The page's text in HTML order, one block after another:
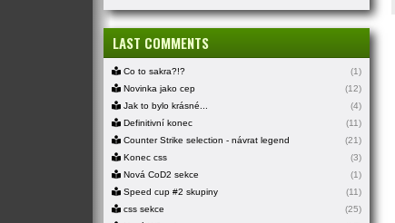
LAST COMMENTS
Co to sakra?!?
(1)
Novinka jako cep
(12)
Jak to bylo krásné...
(4)
Definitivní konec
(11)
Counter Strike selection - návrat legend
(21)
Konec css
(3)
Nová CoD2 sekce
(1)
Speed cup #2 skupiny
(11)
css sekce
(25)